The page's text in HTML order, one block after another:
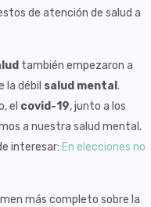
de atención de salud a
también empezaron a
la débil salud mental .
el covid-19, junto a los
a nuestra salud mental.
interesar: En elecciones no
más completo sobre la